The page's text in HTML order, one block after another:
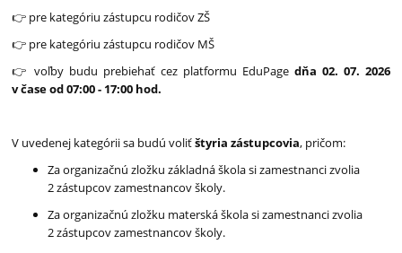
👉 pre kategóriu zástupcu rodičov ZŠ
👉 pre kategóriu zástupcu rodičov MŠ
👉 voľby budu prebiehať cez platformu EduPage dňa 02. 07. 2026
v čase od 07:00 - 17:00 hod.
V uvedenej kategórii sa budú voliťštyria zástupcovia, pričom:
Za organizačnú zložku základná škola si zamestnanci zvolia
2 zástupcov zamestnancov školy.
Za organizačnú zložku materská škola si zamestnanci zvolia
2 zástupcov zamestnancov školy.